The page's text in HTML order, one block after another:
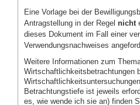
Eine Vorlage bei der
Antragstellung in der Regel nicht
dieses Dokument im Fall einer
Verwendungsnachweises
Weitere Informationen zum
Wirtschaftlichkeitsbetrachtungen
Betrachtungstiefe ist jeweils
es, wie wende ich sie an) finden